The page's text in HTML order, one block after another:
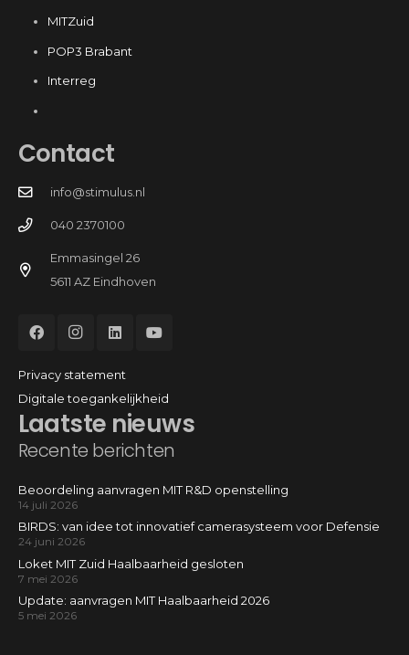
MITZuid
POP3 Brabant
Interreg
Laatste nieuws
Recente berichten
Beoordeling aanvragen MIT R&D openstelling
14 juli 2026
BIRDS: van idee tot innovatief camerasysteem voor Defensie
24 juni 2026
Loket MIT Zuid Haalbaarheid gesloten
7 mei 2026
Update: aanvragen MIT Haalbaarheid 2026
5 mei 2026
Contact
info@stimulus.nl
040 2370100
Emmasingel 26
5611 AZ Eindhoven
Privacy statement
Digitale toegankelijkheid